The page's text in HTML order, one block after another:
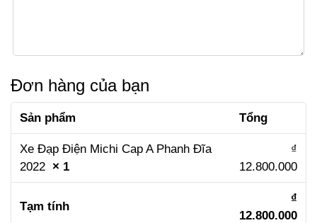
Đơn hàng của bạn
Sản phẩm Tổng
Xe Đạp Điện Michi Cap A Phanh Đĩa
2022 × 1
₫
12.800.000
Tạm tính
₫
12.800.000